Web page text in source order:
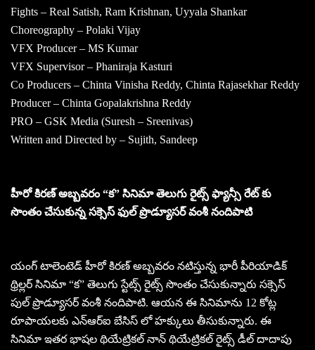
Fights – Real Satish, Ram Krishnan, Uyyala Shankar
Choreography – Polaki Vijay
VFX Producer – MS Kumar
VFX Supervisor – Phaniraja Kasturi
Co Producers – Chinta Vinisha Reddy, Chinta Rajasekhar Reddy
Producer – Chinta Gopalakrishna Reddy
PRO – GSK Media (Suresh – Sreenivas)
Written and Directed by – Sujith, Sandeep
హీరో కిరణ్ అబ్బవరం “క” సినిమా తెలుగు రైట్స్ ఫ్యాన్సీ రేట్ కు
సొంతం చేసుకున్న సక్సెస్ ఫుల్ ప్రొడ్యూసర్ వంశీ నందిపాటి
యంగ్ టాలెంటెడ్ హీరో కిరణ్ అబ్బవరం నటిస్తున్న భారీ పీరియాడిక్
థ్రిల్లర్ సినిమా “క” తెలుగు స్టేట్స్ రైట్స్ సొంతం చేసుకున్నారు సక్సెస్
పుల్ ప్రొడ్యూసర్ వంశీ నందిపాటి. ఆయన ఈ సినిమాను 12 కోట్ల
రూపాయలకు ఎన్ఆర్ఐ బేసిస్ లో హక్కులు తీసుకున్నారు. ఈ
సినిమా ఇతర భాషల థియేట్రికల్ నాన్ థియేట్రికల్ రైట్స్ డీల్ దాదాపు